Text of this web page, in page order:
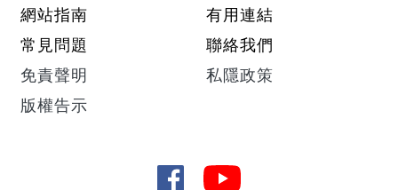
Footer menu
網站指南
有用連結
常見問題
聯絡我們
免責聲明
私隱政策
版權告示